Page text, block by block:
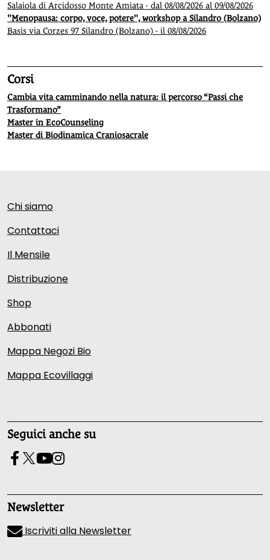
Salaiola di Arcidosso Monte Amiata - dal 08/08/2026 al 09/08/2026
"Menopausa: corpo, voce, potere", workshop a Silandro (Bolzano)
Basis via Corzes 97 Silandro (Bolzano) - il 08/08/2026
Corsi
Cambia vita camminando nella natura: il percorso “Passi che
Trasformano”
Master in EcoCounseling
Master di Biodinamica Craniosacrale
Chi siamo
Contattaci
Il Mensile
Distribuzione
Shop
Abbonati
Mappa Negozi Bio
Mappa Ecovillaggi
Seguici anche su
Newsletter
Iscriviti alla Newsletter